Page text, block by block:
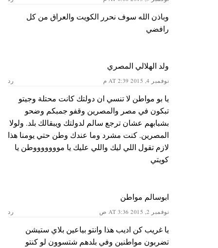
وباذن الله سوف نحرر الكويت والعراق من كل
رافضي
ولد الهلالي المصري
نوفمبر 4, 2015 AT 2:39 م رد
يا بو مواطن لا تنسي ان دولتك كانت محتلة وجيتو
تبكون في مصر والمصرين وقفو جمبكم وضحو
بشبابهم عشان ترجع سالم لدولتك ويبقالك بلد. ولولا
المصرين. كنت مشرد وما عندك وطن حتي يومنا هذا
لازم تقول اللي ليك واللي عليك يا موووووووطن يا
كويتي
ابوسالم مواطن
نوفمبر 2, 2015 AT 3:36 ص رد
يا غريب كن اديب هذا وانتو بياعين بلاي ستيشن
تضربون مواطنين وفي بلدهم شتسوون لو كنتو